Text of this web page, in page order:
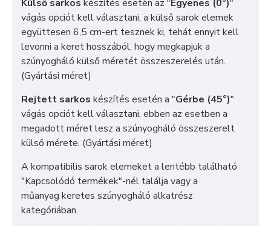
Külső sarkos készítés esetén az "Egyenes (0°)"
vágás opciót kell választani, a külső sarok elemek
együttesen 6,5 cm-ert tesznek ki, tehát ennyit kell
levonni a keret hosszából, hogy megkapjuk a
szúnyogháló külső méretét összeszerelés után.
(Gyártási méret)
Rejtett sarkos készítés esetén a "Gérbe (45°)"
vágás opciót kell választani, ebben az esetben a
megadott méret lesz a szúnyogháló összeszerelt
külső mérete. (Gyártási méret)
A kompatibilis sarok elemeket a lentébb található
"Kapcsolódó termékek"-nél találja vagy a
műanyag keretes szúnyogháló alkatrész
kategóriában.